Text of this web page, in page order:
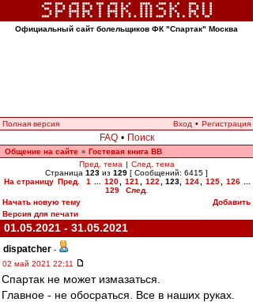
Официальный сайт болельщиков ФК "Спартак" Москва
Полная версия Вход • Регистрация
FAQ • Поиск
Общение на сайте » Гостевая книга ВВ
Пред. тема | След. тема
Страница 123 из 129 [ Сообщений: 6415 ]
На страницу Пред. 1 120 121 122 123, 124 125 126
129
След.
Начать новую тему
Добавить
Версия для печати
01.05.2021 - 31.05.2021
dispatcher -
02 май 2021 22:11
Спартак не может измазаться.
Главное - не обосраться. Все в наших руках.